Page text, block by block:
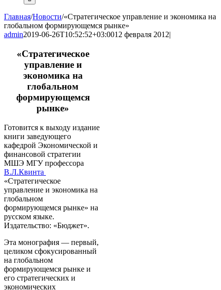
Главная/Новости/«Стратегическое управление и экономика на
глобальном формирующемся рынке»
admin2019-06-26T10:52:52+03:0012 февраля 2012|
«Стратегическое
управление и
экономика на
глобальном
формирующемся
рынке»
Готовится к выходу издание
книги заведующего
кафедрой Экономической и
финансовой стратегии
МШЭ МГУ профессора
В.Л.Квинта
«Стратегическое
управление и экономика на
глобальном
формирующемся рынке» на
русском языке.
Издательство: «Бюджет».
Эта монография — первый,
целиком сфокусированный
на глобальном
формирующемся рынке и
его стратегических и
экономических